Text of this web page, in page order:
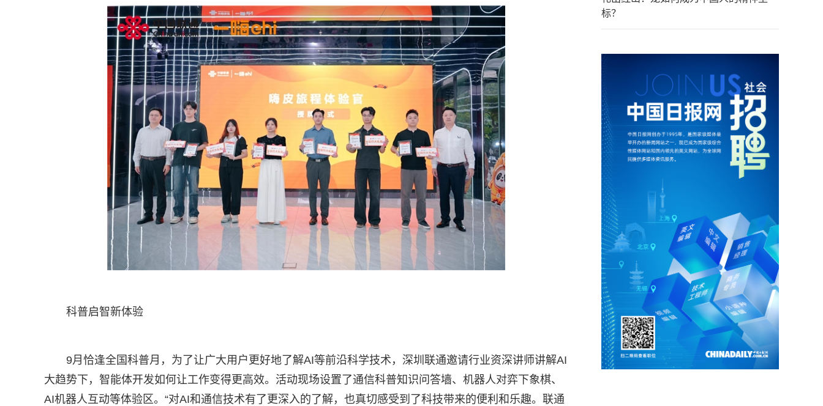
科普启智新体验
9月恰逢全国科普月，为了让广大用户更好地了解AI等前沿科学技术，深圳联通邀请行业资深讲师讲解AI
大趋势下，智能体开发如何让工作变得更高效。活动现场设置了通信科普知识问答墙、机器人对弈下象棋、
AI机器人互动等体验区。“对AI和通信技术有了更深入的了解，也真切感受到了科技带来的便利和乐趣。联通
标？